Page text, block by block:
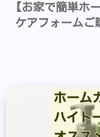
【お家で簡単
ケアフォームご